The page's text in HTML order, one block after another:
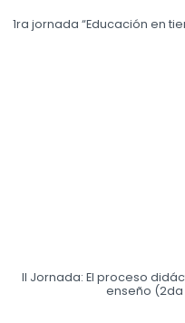
1ra jornada “Educación en
II Jornada: El proceso
enseño (2da